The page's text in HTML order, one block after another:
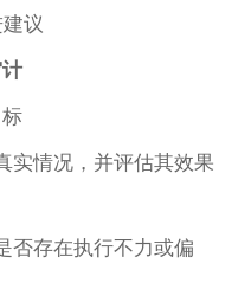
议
实情况，并评估其效果
否存在执行不力或偏